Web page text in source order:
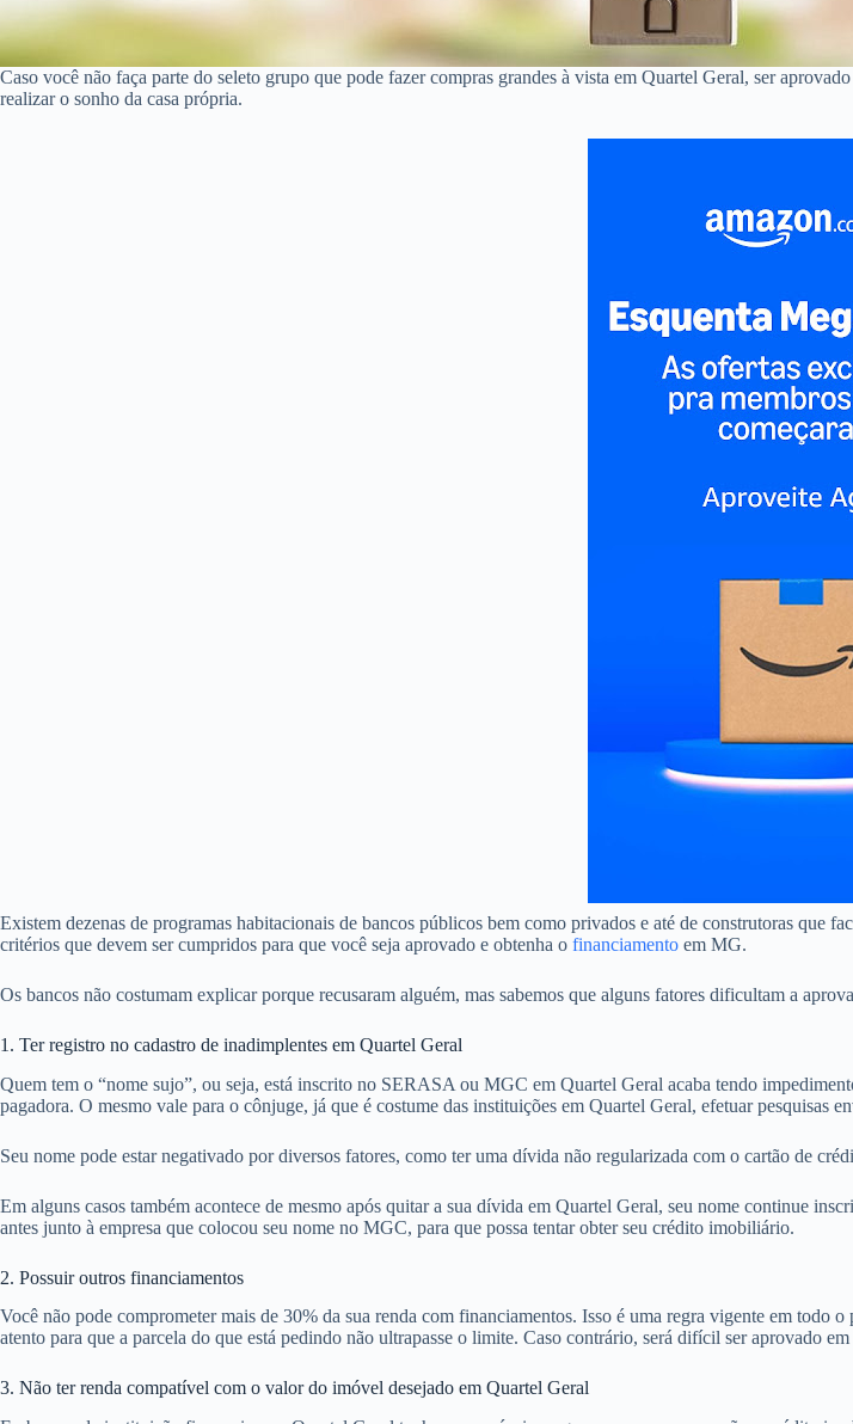
Caso você não faça parte do seleto grupo que pode fazer compras grandes à vista em Quartel Geral, ser
realizar o sonho da casa própria.
Existem dezenas de programas habitacionais de bancos públicos bem como privados e até de construtoras que
critérios que devem ser cumpridos para que você seja aprovado e obtenha o financiamento em MG.
Os bancos não costumam explicar porque recusaram alguém, mas sabemos que alguns fatores dificultam a
1. Ter registro no cadastro de inadimplentes em Quartel Geral
Quem tem o “nome sujo”, ou seja, está inscrito no SERASA ou MGC em Quartel Geral acaba tendo
pagadora. O mesmo vale para o cônjuge, já que é costume das instituições em Quartel Geral, efetuar pesquisas
Seu nome pode estar negativado por diversos fatores, como ter uma dívida não regularizada com o cartão de
Em alguns casos também acontece de mesmo após quitar a sua dívida em Quartel Geral, seu nome continue
antes junto à empresa que colocou seu nome no MGC, para que possa tentar obter seu crédito imobiliário.
2. Possuir outros financiamentos
Você não pode comprometer mais de 30% da sua renda com financiamentos. Isso é uma regra vigente em todo
atento para que a parcela do que está pedindo não ultrapasse o limite. Caso contrário, será difícil ser aprovado
3. Não ter renda compatível com o valor do imóvel desejado em Quartel Geral